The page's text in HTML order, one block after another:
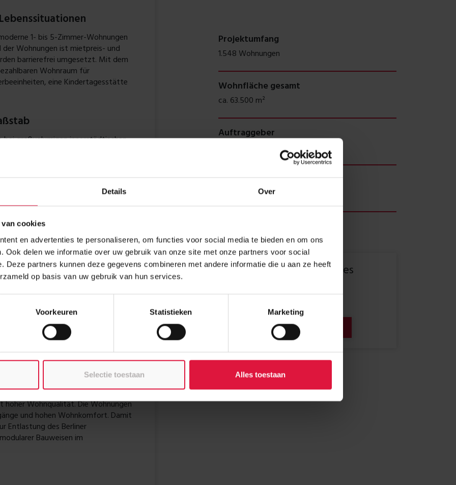
Details Over
van cookies
en advertenties te personaliseren, om functies voor social media te bieden en om ons
Ook delen we informatie over uw gebruik van onze site met onze partners voor social
Deze partners kunnen deze gegevens combineren met andere informatie die u aan ze heeft
op basis van uw gebruik van hun services.
Voorkeuren Statistieken Marketing
Selectie toestaan Alles toestaan
1- bis 5-Zimmer-Wohnungen
Wohnungen ist mietpreis- und
barrierefrei umgesetzt. Mit dem
Wohnraum für
eine Kindertagesstätte
großvolumigen innerstädtischen
Durch die industrielle
Ausführung der Arbeiten auf der
werden Baustellenverkehr,
unterstützen
zur Klimaanpassung im urbanen
DGNB-Gold-Zertifizierung
der Kreislaufwirtschaft: Viele der
langlebig und auf
Vorfertigung können
reduziert werden. Damit
einem nachhaltigen und
Wohnqualität. Die Wohnungen
und hohen Wohnkomfort. Damit
Entlastung des Berliner
Bauweisen im
Projektumfang
1.548 Wohnungen
Wohnfläche gesamt
ca. 63.500 m²
Auftraggeber
Geplante Fertigstellung
4. Quartal 2026 / 1. Quartal 2027
Planen Sie ein modulares
Wohnprojekt?
Jetzt Beratung anfragen